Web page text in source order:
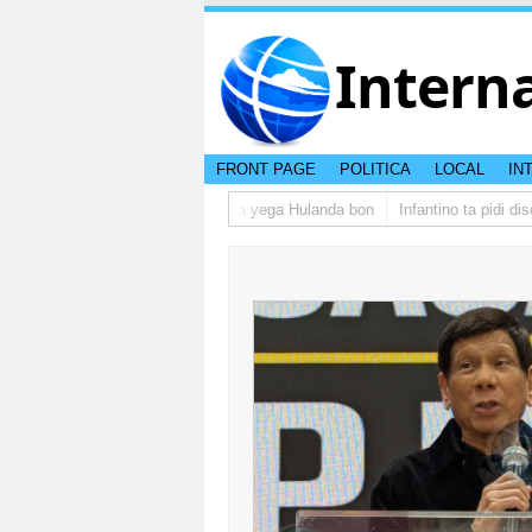
FRONT PAGE POLITICA LOCAL
grupo di studiantenan di Aruba a yega Hulanda bon Infantino ta pidi